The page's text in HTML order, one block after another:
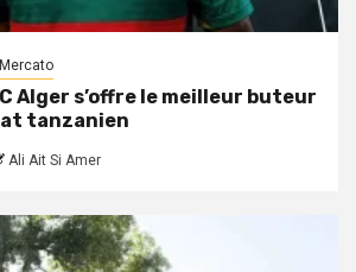
Mercato
Alger s’offre le meilleur buteur
tanzanien
Ali Ait Si Amer